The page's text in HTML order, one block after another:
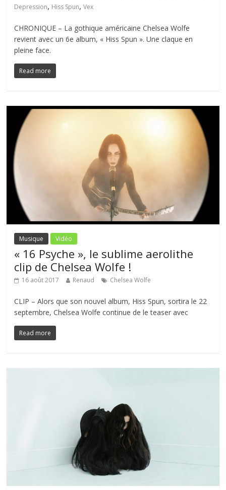
Depression, Hiss Spun,Vex
CHRONIQUE – La gothique américaine Chelsea Wolfe
revient avec un 6e album, « Hiss Spun ». Une claque en
pleine face.
Read more
Musique Vidéo
« 16 Psyche », le sublime aerolithe
clip de Chelsea Wolfe !
16 août 2017 Renaud Chelsea Wolfe
CLIP – Alors que son nouvel album, Hiss Spun, sortira le 22
septembre, Chelsea Wolfe continue de le teaser avec
Read more